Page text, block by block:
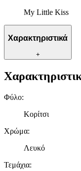
My Little Kiss
Χαρακτηριστικά
+
Φύλο:
Κορίτσι
Χρώμα:
Λευκό
Τεμάχια: